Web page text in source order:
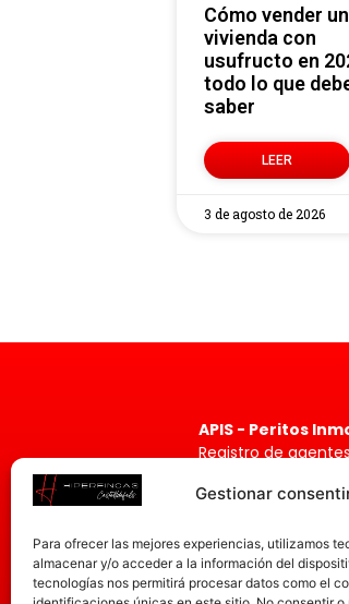
Gestionar
Para ofrecer las mejores experiencias, utilizamos
almacenar y/o acceder a la información del
tecnologías nos permitirá procesar datos como el
Cómo vender una
vivienda con
usufructo en
todo lo que
saber
LEER
3 de agosto de 2026
APIS - Peritos
Registro de
08860
93 796 85 83